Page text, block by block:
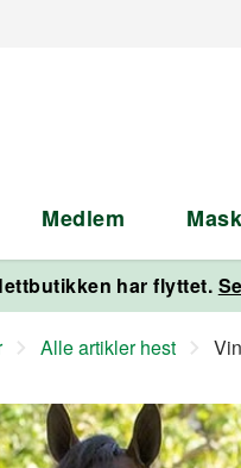
Medlem
har flyttet.
Alle artikler hest